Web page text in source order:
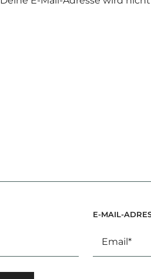
E-MAIL-